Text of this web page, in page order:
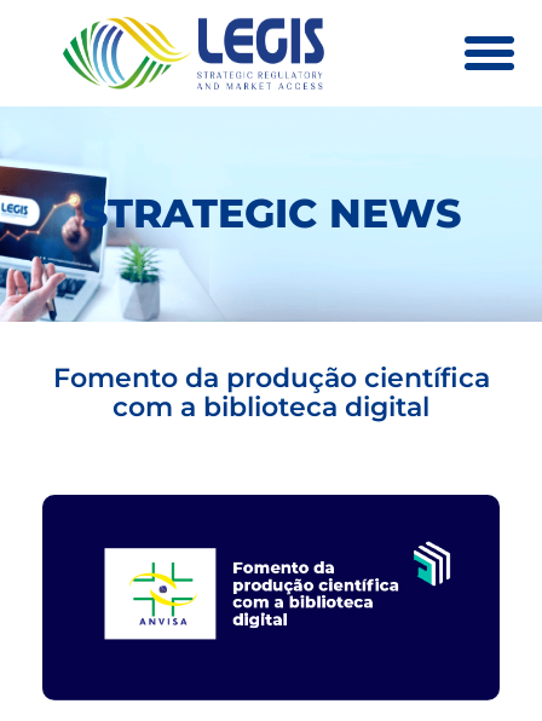
STRATEGIC NEWS
Fomento da produção científica
com a biblioteca digital